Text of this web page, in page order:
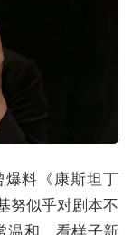
爆料《康斯坦丁
努似乎对剧本不